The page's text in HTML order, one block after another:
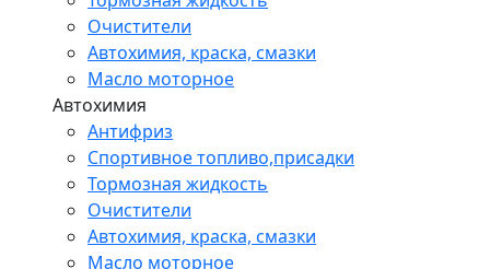
Очистители
Автохимия, краска, смазки
Масло моторное
Автохимия
Антифриз
Спортивное топливо,присадки
Тормозная жидкость
Очистители
Автохимия, краска, смазки
Масло моторное